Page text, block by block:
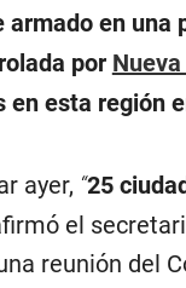
en una
por
esta región
ayer, “25
el
reunión del